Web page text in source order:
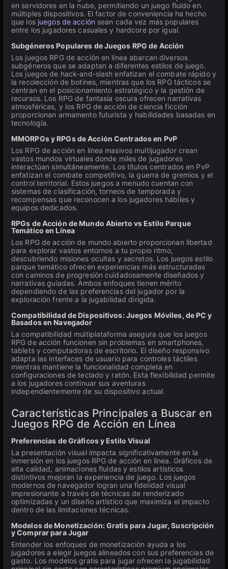
en servidores en la nube, permitiendo un juego fluido en
múltiples dispositivos. El factor de conveniencia ha hecho
que los juegos de acción sean cada vez más populares
entre los jugadores casuales y hardcore por igual.
Subgéneros Populares de Juegos RPG de Acción
Los juegos RPG de acción en línea abarcan diversos
subgéneros que se adaptan a diferentes estilos de juego.
Los juegos de hack-and-slash enfatizan el combate rápido y
la recolección de botines, mientras que los RPG tácticos se
centran en el posicionamiento estratégico y la gestión de
recursos. Los RPG de fantasía oscura ofrecen narrativas
atmosféricas, y los RPG de acción de ciencia ficción
proporcionan armamento futurista y habilidades basadas en
tecnología.
MMORPGs y RPGs de Acción Centrados en PvP
Los RPG de acción en línea masivos multijugador crean
vastos mundos virtuales donde miles de jugadores
interactúan simultáneamente. Los títulos centrados en PvP
enfatizan el combate competitivo, la guerra de gremios y el
control territorial. Estos juegos a menudo cuentan con
sistemas de clasificación, torneos de temporada y
recompensas que reconocen a los jugadores hábiles y
equipos dedicados.
RPGs de Acción de Mundo Abierto vs Estilo Parque
Temático en Línea
Los RPG de acción de mundo abierto proporcionan libertad
para explorar vastos entornos a tu propio ritmo,
descubriendo misiones ocultas y secretos. Los juegos estilo
parque temático ofrecen experiencias más estructuradas
con caminos de progresión cuidadosamente diseñados y
narrativas guiadas. Ambos enfoques tienen mérito
dependiendo de las preferencias del jugador por la
exploración frente a la jugabilidad dirigida.
Compatibilidad de Dispositivos: Juegos Móviles, de PC y
Basados en Navegador
La compatibilidad multiplataforma asegura que los juegos
RPG de acción funcionen sin problemas en smartphones,
tablets y computadoras de escritorio. El diseño responsivo
adapta las interfaces de usuario para controles táctiles
mientras mantiene la funcionalidad completa en
configuraciones de teclado y ratón. Esta flexibilidad permite
a los jugadores continuar sus aventuras
independientemente de su dispositivo actual.
Características Principales a Buscar en
Juegos RPG de Acción en Línea
Preferencias de Gráficos y Estilo Visual
La presentación visual impacta significativamente en la
inmersión en los juegos RPG de acción en línea. Gráficos de
alta calidad, animaciones fluidas y estilos artísticos
distintivos mejoran la experiencia de juego. Los juegos
modernos de navegador logran una fidelidad visual
impresionante a través de técnicas de renderizado
optimizadas y un diseño artístico que maximiza el impacto
dentro de las limitaciones técnicas.
Modelos de Monetización: Gratis para Jugar, Suscripción
y Comprar para Jugar
Entender los enfoques de monetización ayuda a los
jugadores a elegir juegos alineados con sus preferencias de
gasto. Los modelos gratis para jugar ofrecen la jugabilidad